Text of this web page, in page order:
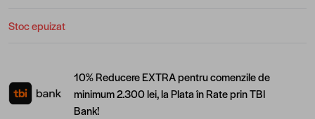
Stoc epuizat
10% Reducere EXTRA pentru comenzile de
minimum 2.300 lei, la Plata în Rate prin TBI
Bank!